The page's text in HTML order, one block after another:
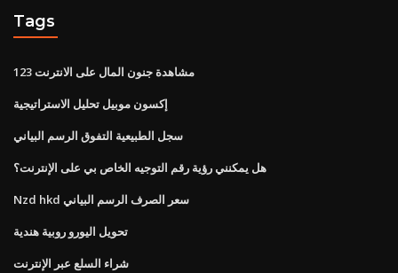
Tags
مشاهدة جنون المال على الانترنت 123
إكسون موبيل تحليل الاستراتيجية
سجل الطبيعية التفوق الرسم البياني
هل يمكنني رؤية رقم التوجيه الخاص بي على الإنترنت؟
Nzd hkd سعر الصرف الرسم البياني
تحويل اليورو روبية هندية
شراء السلع عبر الإنترنت